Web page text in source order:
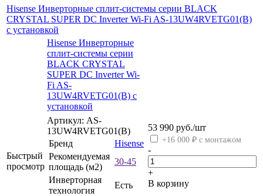
Hisense Инверторные сплит-системы серии BLACK
CRYSTAL SUPER DC Inverter Wi-Fi AS-13UW4RVETG01(B)
с установкой
Быстрый
просмотр
Hisense Инверторные
сплит-системы серии
BLACK CRYSTAL
SUPER DC Inverter Wi-
Fi AS-
13UW4RVETG01(B) с
установкой
Артикул: AS-
13UW4RVETG01(B)
Бренд
Hisense
Рекомендуемая
площадь (м2)
30-45
Инверторная
технология
Есть
53 990 руб./шт
+16 000 ₽ с монтажом
-
+
В корзину